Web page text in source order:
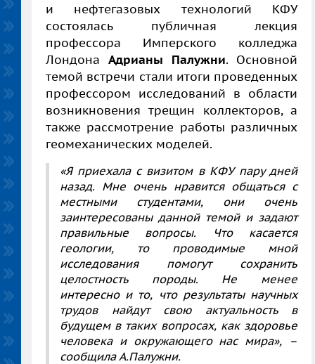
и нефтегазовых технологий КФУ
состоялась публичная лекция
профессора Имперского колледжа
Лондона Адрианы Палужни. Основной
темой встречи стали итоги проведенных
профессором исследований в области
возникновения трещин коллекторов, а
также рассмотрение работы различных
геомеханических моделей.
«Я приехала с визитом в КФУ пару дней
назад. Мне очень нравится общаться с
местными студентами, они очень
заинтересованы данной темой и задают
правильные вопросы. Что касается
геологии, то проводимые мной
исследования помогут сохранить
целостность породы. Не менее
интересно и то, что результаты научных
трудов найдут свою актуальность в
будущем в таких вопросах, как здоровье
человека и окружающего нас мира»,
–
сообщила А.Палужни.